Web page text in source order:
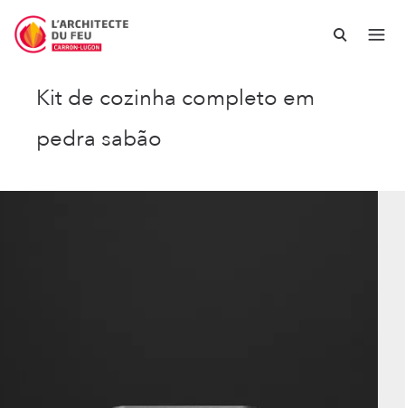
Kit de cozinha completo em
pedra sabão